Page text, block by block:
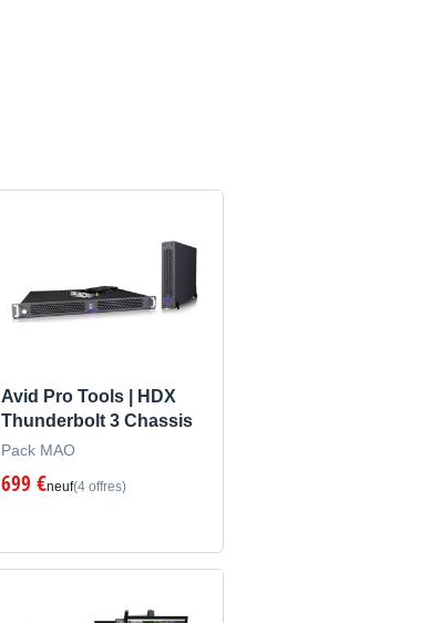
Avid Pro Tools | HDX
Thunderbolt 3 Chassis
Pack MAO
699 €neuf(4 offres)